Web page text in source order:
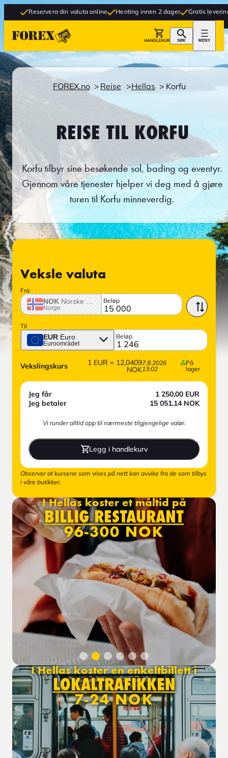
din valuta online Henting innen 2 dager Gratis levering til butikk
HANDLEKURV SØK MENY
FOREX.no Reise Hellas Korfu
REISE TIL KORFU
Korfu tilbyr sine besøkende sol, bading og eventyr.
Gjennom våre tjenester hjelper vi deg med å gjøre
turen til Korfu minneverdig.
Veksle valuta
Fra
NOK Norske krone
Norge
Beløp
Til
EUR Euro
Euroområdet
Beløp
Vekslingskurs 1 EUR = 12,0409
NOK
7.8.2026
13:02
På
lager
Jeg får 1 250,00 EUR
Jeg betaler
15 051,14 NOK
Vi runder alltid opp til nærmeste tilgjengelige valør.
Legg i handlekurv
Observer at kursene som vises på nett kan avvike fra de som tilbys
i våre butikker.
I Hellas koster et måltid på
BILLIG RESTAURANT
96-300 NOK
I Hellas koster en enkeltbillett i
LOKALTRAFIKKEN
7-24 NOK